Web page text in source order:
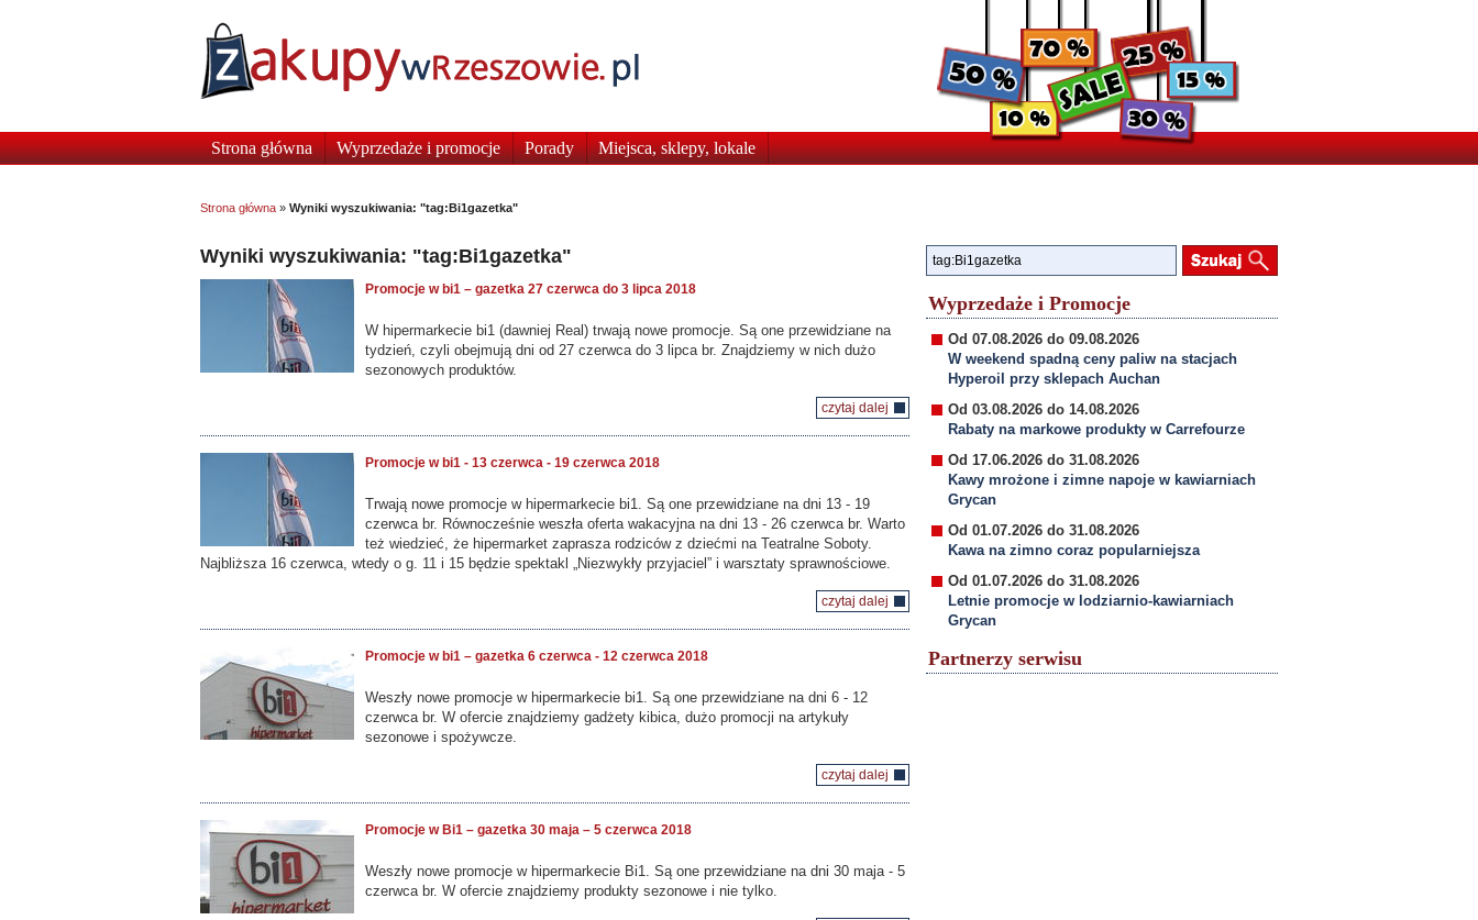
Strona główna Wyprzedaże i promocje Porady Miejsca, sklepy, lokale
Strona główna » Wyniki wyszukiwania: "tag:Bi1gazetka"
Wyniki wyszukiwania: "tag:Bi1gazetka"
Promocje w bi1 – gazetka 27 czerwca do 3 lipca 2018
W hipermarkecie bi1 (dawniej Real) trwają nowe promocje. Są one przewidziane na
tydzień, czyli obejmują dni od 27 czerwca do 3 lipca br. Znajdziemy w nich dużo
sezonowych produktów.
czytaj dalej
Promocje w bi1 - 13 czerwca - 19 czerwca 2018
Trwają nowe promocje w hipermarkecie bi1. Są one przewidziane na dni 13 - 19
czerwca br. Równocześnie weszła oferta wakacyjna na dni 13 - 26 czerwca br. Warto
też wiedzieć, że hipermarket zaprasza rodziców z dziećmi na Teatralne Soboty.
Najbliższa 16 czerwca, wtedy o g. 11 i 15 będzie spektakl „Niezwykły przyjaciel” i warsztaty sprawnościowe.
czytaj dalej
Promocje w bi1 – gazetka 6 czerwca - 12 czerwca 2018
Weszły nowe promocje w hipermarkecie bi1. Są one przewidziane na dni 6 - 12
czerwca br. W ofercie znajdziemy gadżety kibica, dużo promocji na artykuły
sezonowe i spożywcze.
czytaj dalej
Promocje w Bi1 – gazetka 30 maja – 5 czerwca 2018
Weszły nowe promocje w hipermarkecie Bi1. Są one przewidziane na dni 30 maja - 5
czerwca br. W ofercie znajdziemy produkty sezonowe i nie tylko.
Wyprzedaże i Promocje
Od 07.08.2026 do 09.08.2026
W weekend spadną ceny paliw na stacjach
Hyperoil przy sklepach Auchan
Od 03.08.2026 do 14.08.2026
Rabaty na markowe produkty w Carrefourze
Od 17.06.2026 do 31.08.2026
Kawy mrożone i zimne napoje w kawiarniach
Grycan
Od 01.07.2026 do 31.08.2026
Kawa na zimno coraz popularniejsza
Od 01.07.2026 do 31.08.2026
Letnie promocje w lodziarnio-kawiarniach
Grycan
Partnerzy serwisu